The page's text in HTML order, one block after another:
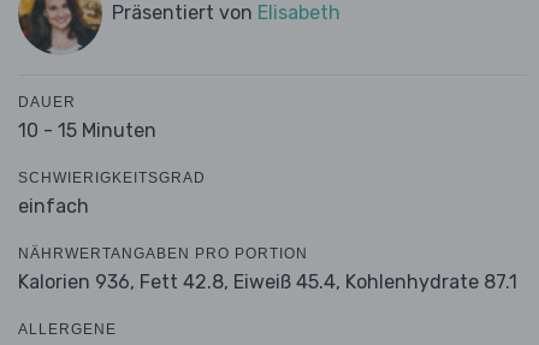
Präsentiert von Elisabeth
DAUER
10 - 15 Minuten
SCHWIERIGKEITSGRAD
einfach
NÄHRWERTANGABEN PRO PORTION
Kalorien 936, Fett 42.8, Eiweiß 45.4, Kohlenhydrate 87.1
ALLERGENE